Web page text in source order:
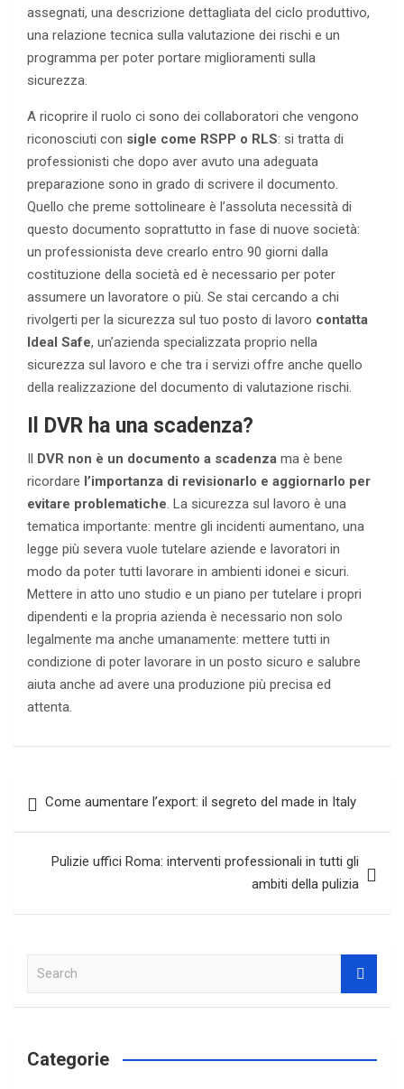
assegnati, una descrizione dettagliata del ciclo produttivo,
una relazione tecnica sulla valutazione dei rischi e un
programma per poter portare miglioramenti sulla
sicurezza.
A ricoprire il ruolo ci sono dei collaboratori che vengono
riconosciuti con sigle come RSPP o RLS: si tratta di
professionisti che dopo aver avuto una adeguata
preparazione sono in grado di scrivere il documento.
Quello che preme sottolineare è l’assoluta necessità di
questo documento soprattutto in fase di nuove società:
un professionista deve crearlo entro 90 giorni dalla
costituzione della società ed è necessario per poter
assumere un lavoratore o più. Se stai cercando a chi
rivolgerti per la sicurezza sul tuo posto di lavoro contatta
Ideal Safe, un’azienda specializzata proprio nella
sicurezza sul lavoro e che tra i servizi offre anche quello
della realizzazione del documento di valutazione rischi.
Il DVR ha una scadenza?
Il DVR non è un documento a scadenza ma è bene
ricordare l’importanza di revisionarlo e aggiornarlo per
evitare problematiche. La sicurezza sul lavoro è una
tematica importante: mentre gli incidenti aumentano, una
legge più severa vuole tutelare aziende e lavoratori in
modo da poter tutti lavorare in ambienti idonei e sicuri.
Mettere in atto uno studio e un piano per tutelare i propri
dipendenti e la propria azienda è necessario non solo
legalmente ma anche umanamente: mettere tutti in
condizione di poter lavorare in un posto sicuro e salubre
aiuta anche ad avere una produzione più precisa ed
attenta.
articoli
Come aumentare l’export: il segreto del made in Italy
Pulizie uffici Roma: interventi professionali in tutti gli
ambiti della pulizia
a
c
Categorie